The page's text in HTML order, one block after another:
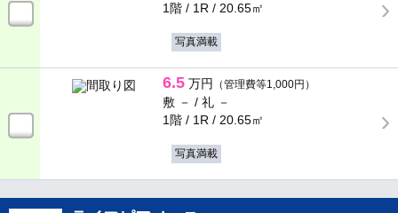
1階 / 1R / 20.65㎡
写真満載
6.5 万円 （管理費等1,000円）
敷 － / 礼 －
1階 / 1R / 20.65㎡
写真満載